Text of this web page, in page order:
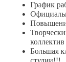
График
коллектив
Большая
студии!!!